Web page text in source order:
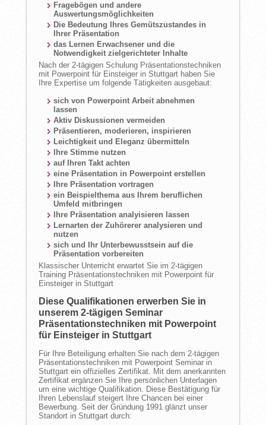
Fragebögen und andere
Auswertungsmöglichkeiten
Die Bedeutung Ihres Gemütszustandes in
Ihrer Präsentation
das Lernen Erwachsener und die
Notwendigkeit zielgerichteter Inhalte
Nach der 2-tägigen Schulung Präsentationstechniken
mit Powerpoint für Einsteiger in Stuttgart haben Sie
Ihre Expertise um folgende Tätigkeiten ausgebaut:
sich von Powerpoint Arbeit abnehmen
lassen
Aktiv Diskussionen vermeiden
Präsentieren, moderieren, inspirieren
Leichtigkeit und Eleganz übermitteln
Ihre Stimme nutzen
auf Ihren Takt achten
eine Präsentation in Powerpoint erstellen
Ihre Präsentation vortragen
ein Beispielthema aus Ihrem beruflichen
Umfeld mitbringen
Ihre Präsentation analyisieren lassen
Lernarten der Zuhörerer analysieren und
nutzen
sich und Ihr Unterbewusstsein auf die
Präsentation vorbereiten
Klassischer Unterricht erwartet Sie im 2-tägigen
Training Präsentationstechniken mit Powerpoint für
Einsteiger in Stuttgart
Diese Qualifikationen erwerben Sie in
unserem 2-tägigen Seminar
Präsentationstechniken mit Powerpoint
für Einsteiger in Stuttgart
Für Ihre Beteiligung erhalten Sie nach dem 2-tägigen
Präsentationstechniken mit Powerpoint Seminar in
Stuttgart ein offizielles Zertifikat. Mit dem anerkannten
Zertifikat ergänzen Sie Ihre persönlichen Unterlagen
um eine wichtige Qualifikation. Diese Bestätigung für
Ihren Lebenslauf steigert Ihre Chancen bei einer
Bewerbung. Seit der Gründung 1991 glänzt unser
Standort in Stuttgart durch: